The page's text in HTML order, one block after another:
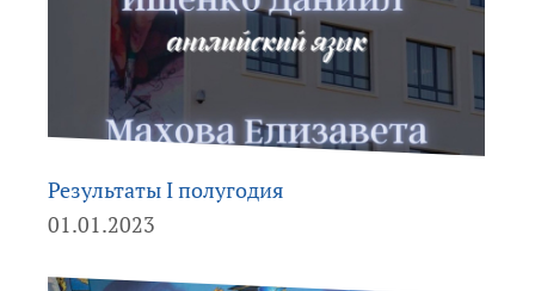
Результаты I полугодия
01.01.2023